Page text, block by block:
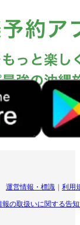
運営情報・標識 利用
報の取扱いに関する告